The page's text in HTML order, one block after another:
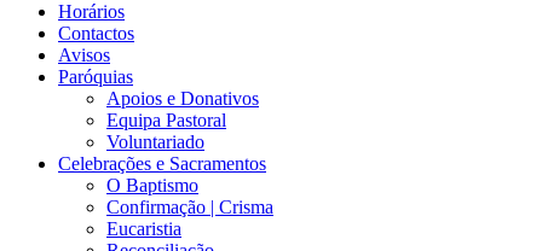
Horários
Contactos
Avisos
Paróquias
Apoios e Donativos
Equipa Pastoral
Voluntariado
Celebrações e Sacramentos
O Baptismo
Confirmação | Crisma
Eucaristia